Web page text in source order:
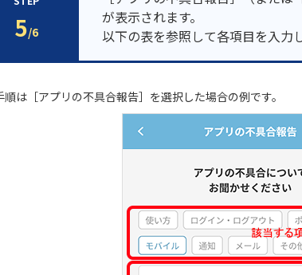
5/6
が表示されます。
以下の表を参照して各項目を入力
は［アプリの不具合報告］を選択した場合の例です。